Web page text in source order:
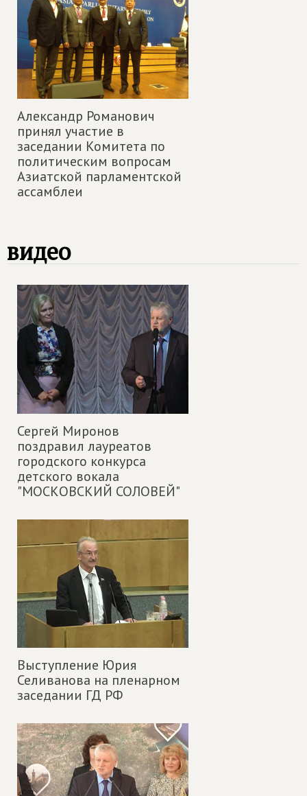
Александр Романович
принял участие в
заседании Комитета по
политическим вопросам
Азиатской парламентской
ассамблеи
видео
Сергей Миронов
поздравил лауреатов
городского конкурса
детского вокала
"МОСКОВСКИЙ СОЛОВЕЙ"
Выступление Юрия
Селиванова на пленарном
заседании ГД РФ